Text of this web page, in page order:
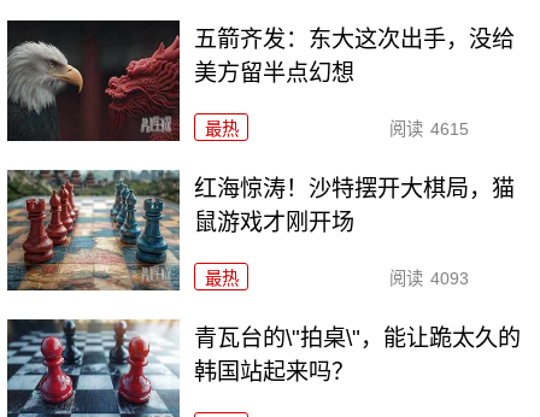
五箭齐发：东大这次出手，没给
美方留半点幻想
最热 阅读 4615
红海惊涛！沙特摆开大棋局，猫
鼠游戏才刚开场
最热 阅读 4093
青瓦台的\"拍桌\"，能让跪太久的
韩国站起来吗？